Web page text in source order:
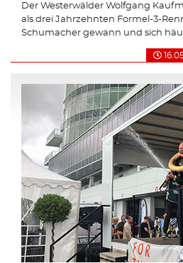
Der Westerwälder Wolfgang
als drei Jahrzehnten Formel-3-
Schumacher gewann und sich